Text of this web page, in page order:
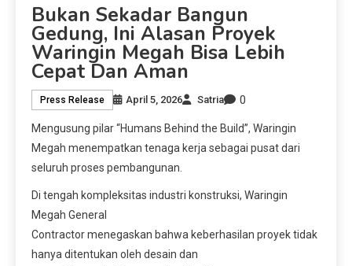
Bukan Sekadar Bangun
Gedung, Ini Alasan Proyek
Waringin Megah Bisa Lebih
Cepat Dan Aman
Press Release April 5, 2026 Satria 0
Mengusung pilar “Humans Behind the Build”, Waringin
Megah menempatkan tenaga kerja sebagai pusat dari
seluruh proses pembangunan.
Di tengah kompleksitas industri konstruksi, Waringin
Megah General
Contractor menegaskan bahwa keberhasilan proyek tidak
hanya ditentukan oleh desain dan